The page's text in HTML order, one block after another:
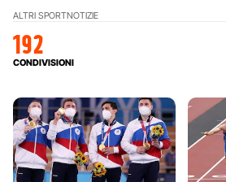
ALTRI SPORTNOTIZIE
192
CONDIVISIONI